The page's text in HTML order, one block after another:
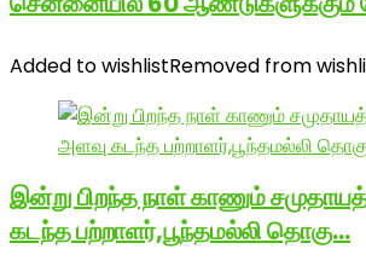
Added to wishlistRemoved from
இன்று பிறந்த நாள் காணும்
கடந்த பற்றாளர்,பூந்தமல்லி தொகு…